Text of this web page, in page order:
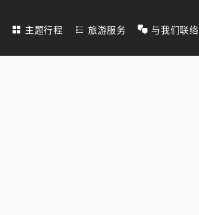
主题行程 旅游服务 与我们联络